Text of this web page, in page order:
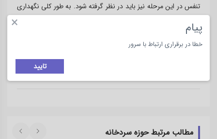
تنفس در این مرحله نیز باید در نظر گرفته شود. به طور کلی نگهداری
موادی که حرارت زیاد تولید می کنند مثل لوبیای سبز و نخود سبز
مشکل است. تغییرات
باشد. عواملی چون باز و بسته شدن
در آن کار می کنند یا تعداد لامپ های روشن در سردخانه نیز باید
مطالب مرتبط حوزه سردخانه
× پیام
خطا در برقراری ارتباط با سرور
تایید